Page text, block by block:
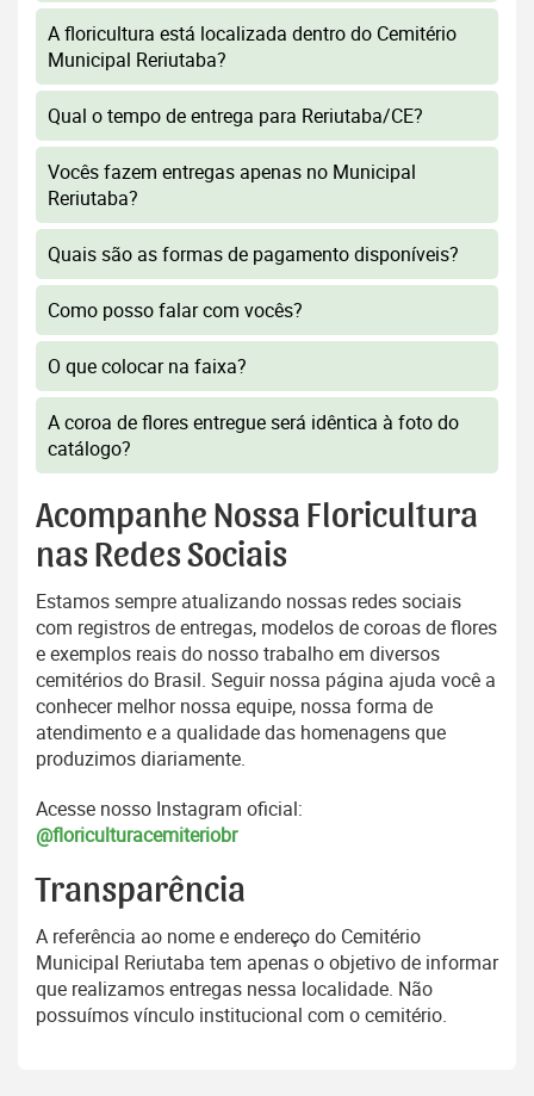
A floricultura está localizada dentro do Cemitério
Municipal Reriutaba?
Qual o tempo de entrega para Reriutaba/CE?
Vocês fazem entregas apenas no Municipal
Reriutaba?
Quais são as formas de pagamento disponíveis?
Como posso falar com vocês?
O que colocar na faixa?
A coroa de flores entregue será idêntica à foto do
catálogo?
Acompanhe Nossa Floricultura
nas Redes Sociais
Estamos sempre atualizando nossas redes sociais
com registros de entregas, modelos de coroas de flores
e exemplos reais do nosso trabalho em diversos
cemitérios do Brasil. Seguir nossa página ajuda você a
conhecer melhor nossa equipe, nossa forma de
atendimento e a qualidade das homenagens que
produzimos diariamente.
Acesse nosso Instagram oficial:
@floriculturacemiteriobr
Transparência
A referência ao nome e endereço do Cemitério
Municipal Reriutaba tem apenas o objetivo de informar
que realizamos entregas nessa localidade. Não
possuímos vínculo institucional com o cemitério.